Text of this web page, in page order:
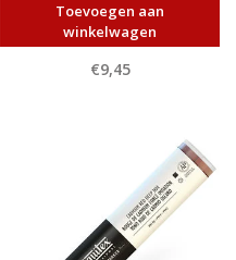
Toevoegen aan
winkelwagen
€9,45